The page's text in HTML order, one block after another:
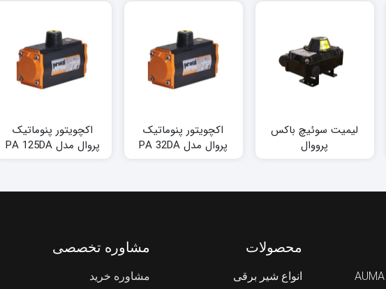
لیمیت سوئیچ باکس
پرووال
اکچویتور پنوماتیک
پروال مدل PA 32DA
اکچویتور پنوماتیک
پروال مدل PA 125DA
محصولات
انواع شیر برقی
مشاوره تخصصی
مشاوره خرید